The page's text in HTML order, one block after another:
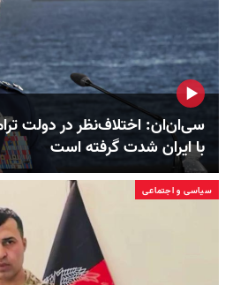
سی‌ان‌ان: اختلاف‌نظر در دولت
با ایران شدت گرفته است
سیاسی و اجتماعی